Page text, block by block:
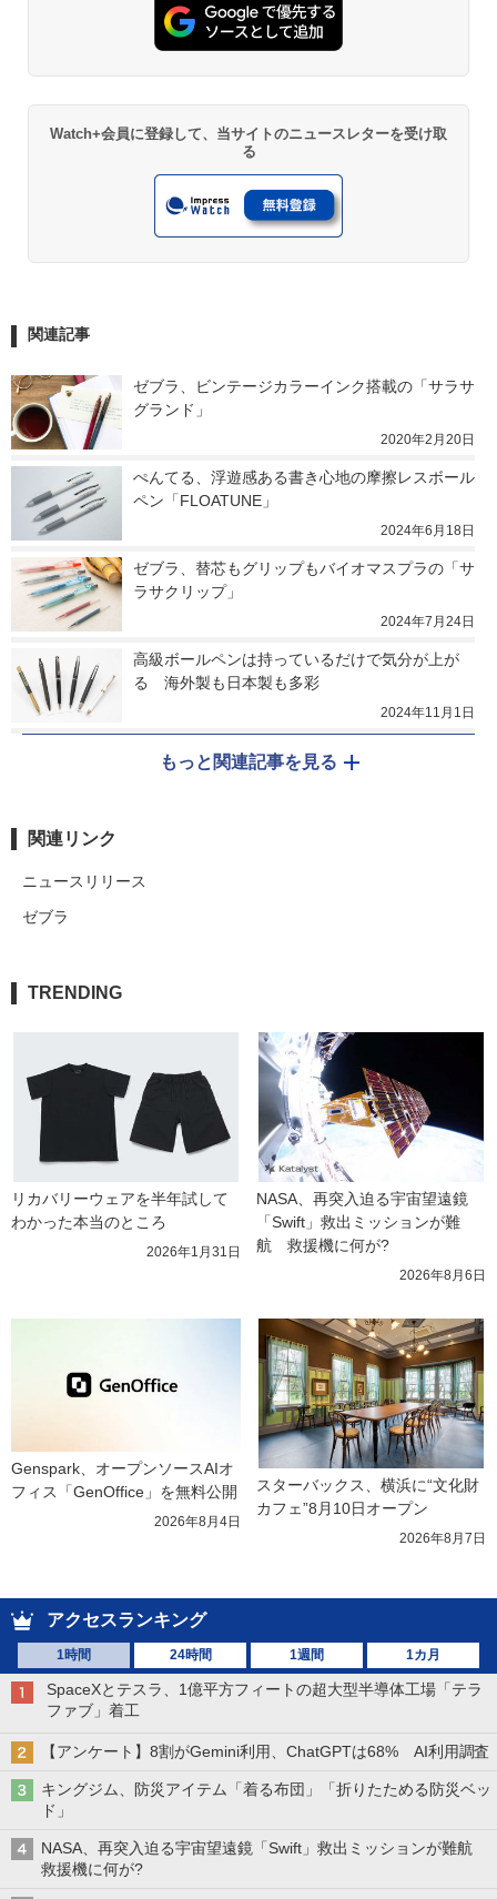
Watch+会員に登録して、当サイトのニュースレターを受け取
る
関連記事
ゼブラ、ビンテージカラーインク搭載の「サラサ
グランド」
2020年2月20日
ぺんてる、浮遊感ある書き心地の摩擦レスボール
ペン「FLOATUNE」
2024年6月18日
ゼブラ、替芯もグリップもバイオマスプラの「サ
ラサクリップ」
2024年7月24日
高級ボールペンは持っているだけで気分が上が
る　海外製も日本製も多彩
2024年11月1日
もっと関連記事を見る
関連リンク
ニュースリリース
ゼブラ
TRENDING
リカバリーウェアを半年試して
わかった本当のところ
2026年1月31日
NASA、再突入迫る宇宙望遠鏡
「Swift」救出ミッションが難
航　救援機に何が?
2026年8月6日
Genspark、オープンソースAIオ
フィス「GenOffice」を無料公開
2026年8月4日
スターバックス、横浜に“文化財
カフェ”8月10日オープン
2026年8月7日
アクセスランキング
1時間 24時間 1週間 1カ月
SpaceXとテスラ、1億平方フィートの超大型半導体工場「テラ
ファブ」着工
【アンケート】8割がGemini利用、ChatGPTは68% AI利用調査
キングジム、防災アイテム「着る布団」「折りたためる防災ベッ
ド」
NASA、再突入迫る宇宙望遠鏡「Swift」救出ミッションが難航
救援機に何が?